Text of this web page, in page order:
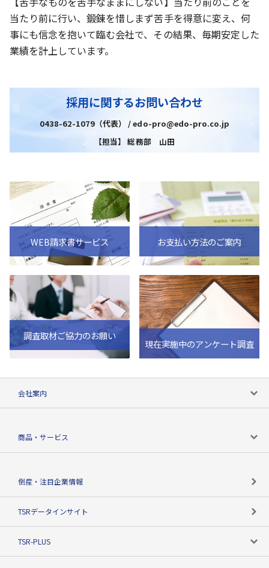
当たり前に行い、鍛錬を惜しまず苦手を得意に変え、何
事にも信念を抱いて臨む会社で、その結果、毎期安定した
業績を計上しています。
採用に関するお問い合わせ
0438-62-1079（代表） / edo-pro@edo-pro.co.jp
【担当】 総務部 山田
WEB請求書サービス お支払い方法のご案内
調査取材ご協力のお願い
現在実施中のアンケート調査
会社案内
商品・サービス
倒産・注目企業情報
TSRデータインサイト
TSR-PLUS